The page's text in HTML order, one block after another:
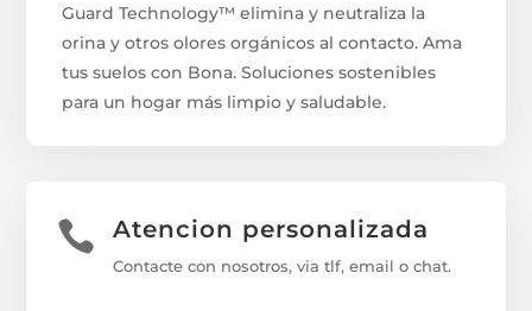
Guard Technology™ elimina y neutraliza la
orina y otros olores orgánicos al contacto. Ama
tus suelos con Bona. Soluciones sostenibles
para un hogar más limpio y saludable.
 Atencion personalizada
Contacte con nosotros, via tlf, email o chat.